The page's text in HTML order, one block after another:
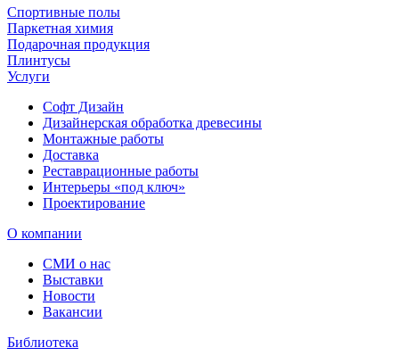
Спортивные полы
Паркетная химия
Подарочная продукция
Плинтусы
Услуги
Софт Дизайн
Дизайнерская обработка древесины
Монтажные работы
Доставка
Реставрационные работы
Интерьеры «под ключ»
Проектирование
О компании
СМИ о нас
Выставки
Новости
Вакансии
Библиотека